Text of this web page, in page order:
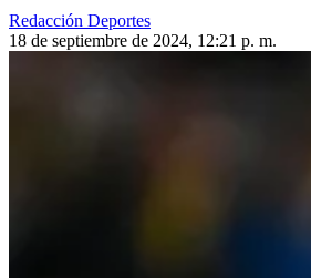
Redacción Deportes
18 de septiembre de 2024, 12:21 p. m.